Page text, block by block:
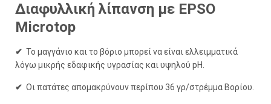
Διαφυλλική λίπανση με EPSO
Microtop
✔ Το μαγγάνιο και το βόριο μπορεί να είναι ελλειμματικά
λόγω μικρής εδαφικής υγρασίας και υψηλού pH.
✔ Οι πατάτες απομακρύνουν περίπου 36 γρ/στρέμμα Βορίου.